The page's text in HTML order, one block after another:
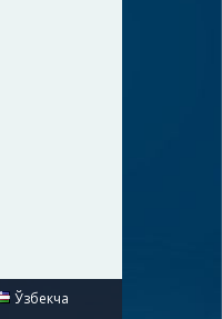
Ўзбекча